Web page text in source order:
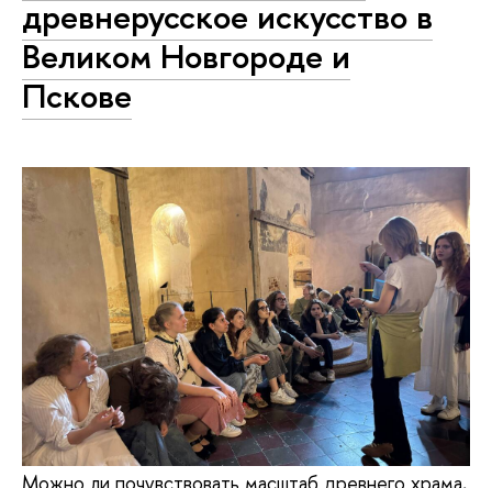
древнерусское искусство в
Великом Новгороде и
Пскове